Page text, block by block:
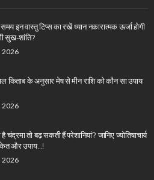
इन वास्तु टिप्स का रखें ध्यान नकारात्मक ऊर्जा होगी
सुख-शांति?
2026
किताब के अनुसार मेष से मीन राशि को कौन सा उपाय
2026
तो बढ़ सकती हैं परेशानियां? जानिए ज्योतिषाचार्य
और उपाय…!
2026